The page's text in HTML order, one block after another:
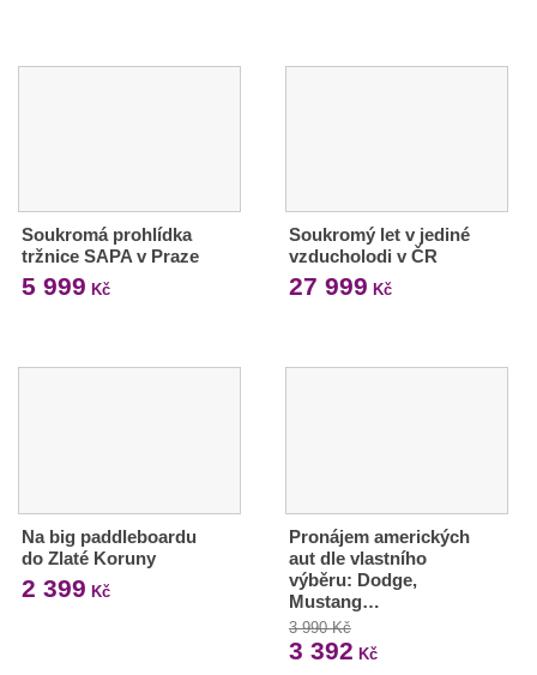
Soukromá prohlídka
tržnice SAPA v Praze
5 999 Kč
Soukromý let v jediné
vzducholodi v ČR
27 999 Kč
Na big paddleboardu
do Zlaté Koruny
2 399 Kč
Pronájem amerických
aut dle vlastního
výběru: Dodge,
Mustang…
3 990 Kč
3 392 Kč